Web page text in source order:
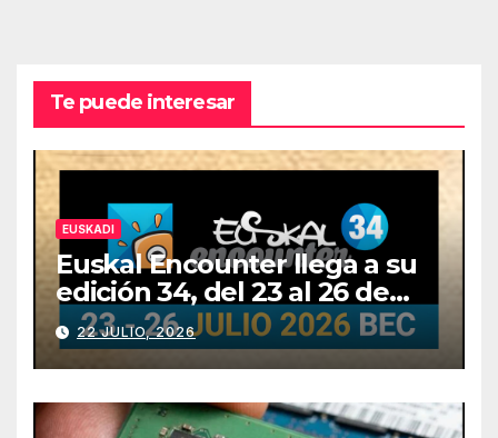
Te puede interesar
EUSKADI
Euskal Encounter llega a su
edición 34, del 23 al 26 de
julio
22 JULIO, 2026